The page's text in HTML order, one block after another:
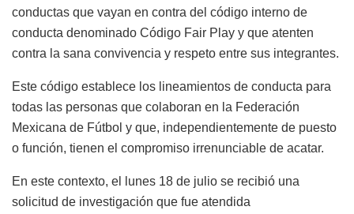
conductas que vayan en contra del código interno de
conducta denominado Código Fair Play y que atenten
contra la sana convivencia y respeto entre sus integrantes.
Este código establece los lineamientos de conducta para
todas las personas que colaboran en la Federación
Mexicana de Fútbol y que, independientemente de puesto
o función, tienen el compromiso irrenunciable de acatar.
En este contexto, el lunes 18 de julio se recibió una
solicitud de investigación que fue atendida